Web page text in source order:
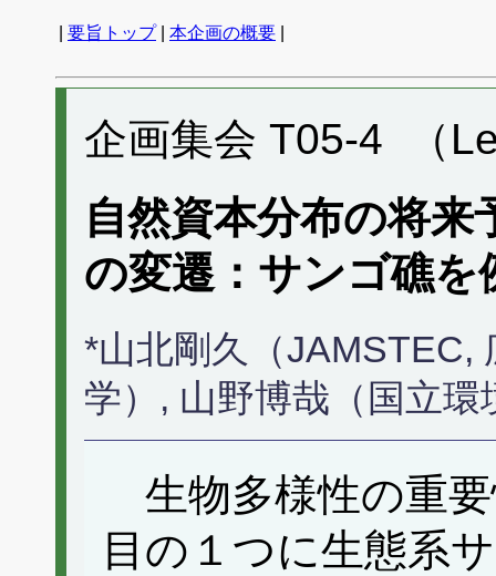
要旨トップ| 本企画の概要
企画集会 T05-4 （
自然資本分布の将
の変遷：サンゴ礁を
*山北剛久（JAMSTEC,
学）, 山野博哉（国立環
生物多様性の重
目の１つに生態系